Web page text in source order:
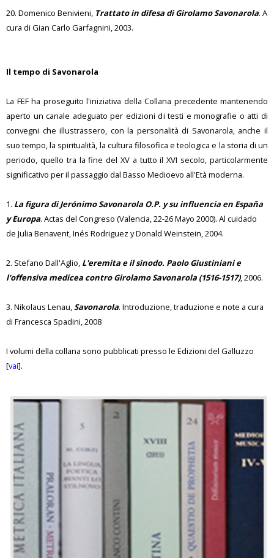
20. Domenico Benivieni, Trattato in difesa di Girolamo Savonarola. A
cura di Gian Carlo Garfagnini, 2003.
Il tempo di Savonarola
La FEF ha proseguito l'iniziativa della Collana precedente mantenendo
aperto un canale adeguato per edizioni di testi e monografie o atti di
convegni che illustrassero, con la personalità di Savonarola, anche il
suo tempo, la spiritualità, la cultura filosofica e teologica e la storia di un
periodo, quello tra la fine del XV a tutto il XVI secolo, particolarmente
significativo per il passaggio dal Basso Medioevo all'Età moderna.
1. La figura di Jerónimo Savonarola O.P. y su influencia en España
y Europa. Actas del Congreso (Valencia, 22-26 Mayo 2000). Al cuidado
de Julia Benavent, Inés Rodriguez y Donald Weinstein, 2004.
2. Stefano Dall'Aglio, L'eremita e il sinodo. Paolo Giustiniani e
l'offensiva medicea contro Girolamo Savonarola (1516-1517), 2006.
3. Nikolaus Lenau,Savonarola. Introduzione, traduzione e note a cura
di Francesca Spadini, 2008
I volumi della collana sono pubblicati presso le Edizioni del Galluzzo
[vai].